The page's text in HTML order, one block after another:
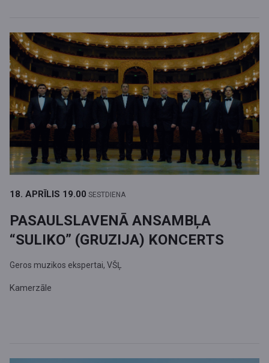
18. APRĪLIS 19.00 SESTDIENA
PASAULSLAVENĀ ANSAMBĻA
“SULIKO” (GRUZIJA) KONCERTS
Geros muzikos ekspertai, VŠĻ
Kamerzāle